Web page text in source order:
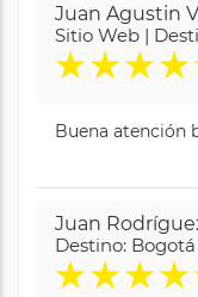
Juan Agustin
Sitio Web |
★★★★
Buena atención
Juan
Destino:
★★★★